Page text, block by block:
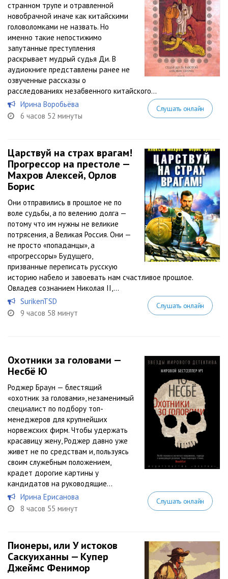
странном трупе и отравленной
новобрачной иначе как китайскими
головоломками не назвать. Но
именно такие непостижимо
запутанные преступления
раскрывает мудрый судья Ди. В
аудиокниге представлены ранее не
озвученные рассказы о
расследованиях незабвенного китайского...
Ирина Воробьёва
6 часов 52 минуты
Слушать онлайн
Царствуй на страх врагам!
Прогрессор на престоле —
Махров Алексей, Орлов
Борис
Они отправились в прошлое не по
воле судьбы, а по велению долга —
потому что им нужны не великие
потрясения, а Великая Россия. Они —
не просто «попаданцы», а
«прогрессоры» Будущего,
призванные переписать русскую
историю набело и завоевать нам счастливое прошлое.
Овладев сознанием Николая II,...
SurikenTSD
9 часов 58 минут
Слушать онлайн
Охотники за головами —
Несбё Ю
Роджер Браун — блестящий
«охотник за головами», незаменимый
специалист по подбору топ-
менеджеров для крупнейших
норвежских фирм. Чтобы удержать
красавицу жену, Роджер давно уже
живет не по средствам и, пользуясь
своим служебным положением,
крадет дорогие картины у
кандидатов на руководящие...
Ирина Ерисанова
8 часов 55 минут
Слушать онлайн
Пионеры, или У истоков
Саскуиханны — Купер
Джеймс Фенимор